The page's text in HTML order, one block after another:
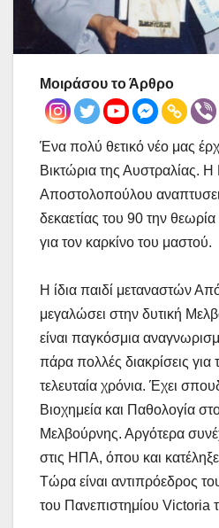
Μοιράσου το Άρθρο
Ένα πολύ θετικό νέο μας
Βικτώρια της Αυστραλίας.
Αποστολοπούλου
δεκαετίας του 90 την
για τον καρκίνο του μαστού.
Η ίδια παιδί μεταναστών
μεγαλώσει στην δυτική
είναι παγκόσμια
πάρα πολλές διακρίσεις για
τελευταία χρόνια. Έχει
Βιοχημεία και Παθολογία
Μελβούρνης. Αργότερα
στις ΗΠΑ, όπου και κατέληξε
Τώρα είναι αντιπρόεδρος
του Πανεπιστημίου Victoria